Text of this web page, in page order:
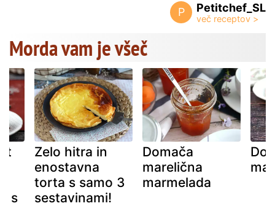
P Petitchef_SL
Morda vam je všeč
s
Zelo hitra in
enostavna
torta s samo 3
sestavinami!
Domača
marelična
marmelada